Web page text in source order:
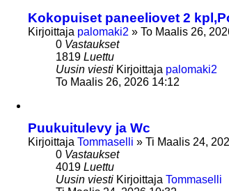
Kokopuiset paneeliovet 2
Kirjoittaja palomaki2 » To Maalis 26,
0 Vastaukset
1819 Luettu
Uusin viesti Kirjoittaja palomaki2
To Maalis 26, 2026 14:12
Puukuitulevy ja Wc
Kirjoittaja Tommaselli » Ti Maalis 24,
0 Vastaukset
4019 Luettu
Uusin viesti Kirjoittaja Tommaselli